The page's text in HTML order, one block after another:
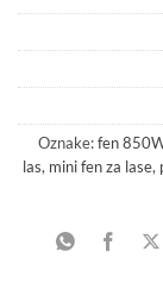
Oznake:fen
las, mini fen za lase,